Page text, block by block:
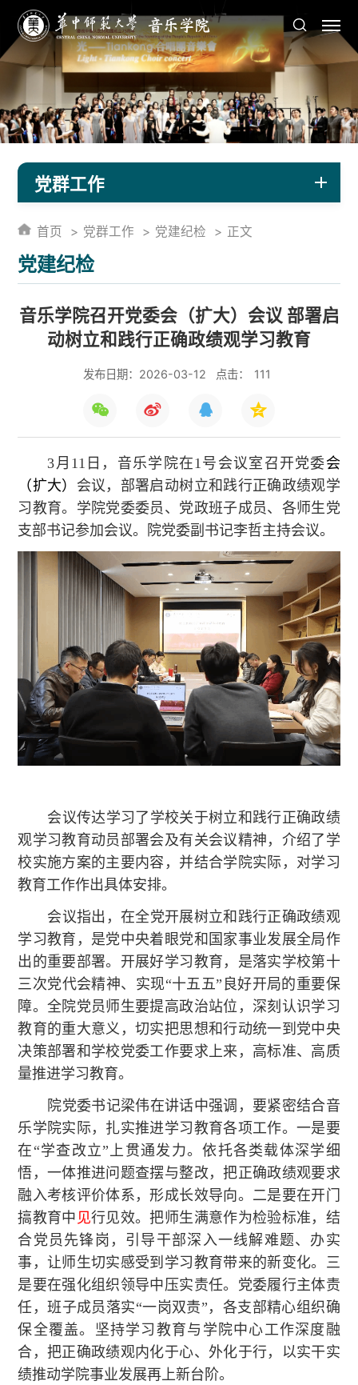
党群工作
党建纪检
首页 党群工作 党建纪检 正文
音乐学院召开党委会（扩大）会议 部署启
动树立和践行正确政绩观学习教育
发布日期：2026-03-12 点击： 111
3月11日，音乐学院在1号会议室召开党委会
（扩大） 会议，部署启动树立和践行正确政绩观学
习教育。学院党委委员、党政班子成员、各师生党
支部书记参加会议。院党委副书记李哲主持会议。
会议传达学习了学校关于树立和践行正确政绩
观学习教育动员部署会及有关会议精神，介绍了学
校实施方案的主要内容，并结合学院实际，对学习
教育工作作出具体安排。
会议指出，在全党开展树立和践行正确政绩观
学习教育，是党中央着眼党和国家事业发展全局作
出的重要部署。开展好学习教育，是落实学校第十
三次党代会精神、实现“十五五”良好开局的重要保
障。全院党员师生要提高政治站位，深刻认识学习
教育的重大意义，切实把思想和行动统一到党中央
决策部署和学校党委工作要求上来，高标准、高质
量推进学习教育。
院党委书记梁伟在讲话中强调，要紧密结合音
乐学院实际，扎实推进学习教育各项工作。一是要
在“学查改立”上贯通发力。依托各类载体深学细
悟，一体推进问题查摆与整改，把正确政绩观要求
融入考核评价体系，形成长效导向。二是要在开门
搞教育中 见行见效。把师生满意作为检验标准，结
合党员先锋岗，引导干部深入一线解难题、办实
事，让师生切实感受到学习教育带来的新变化。三
是要在强化组织领导中压实责任。党委履行主体责
任，班子成员落实“一岗双责”，各支部精心组织确
保全覆盖。坚持学习教育与学院中心工作深度融
合，把正确政绩观内化于心、外化于行，以实干实
绩推动学院事业发展再上新台阶。